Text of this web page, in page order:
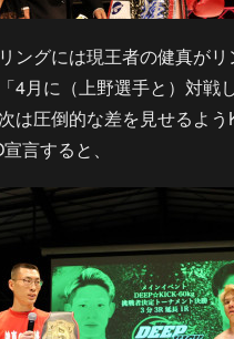
ングには現王者の健真がリ
4月に（上野選手と）対戦
は圧倒的な差を見せるよう
言すると、